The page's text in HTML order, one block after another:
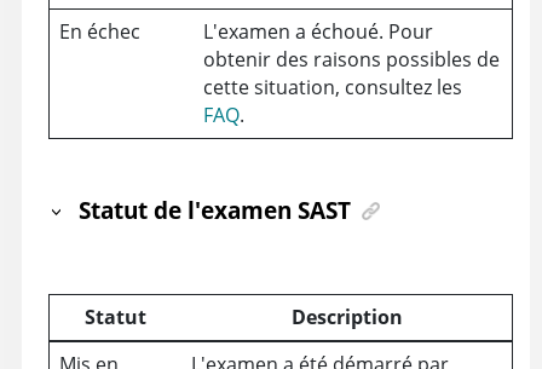
En échec
L'examen a échoué. Pour
obtenir des raisons possibles de
cette situation, consultez les
FAQ.
Statut de l'examen SAST
Statut
Description